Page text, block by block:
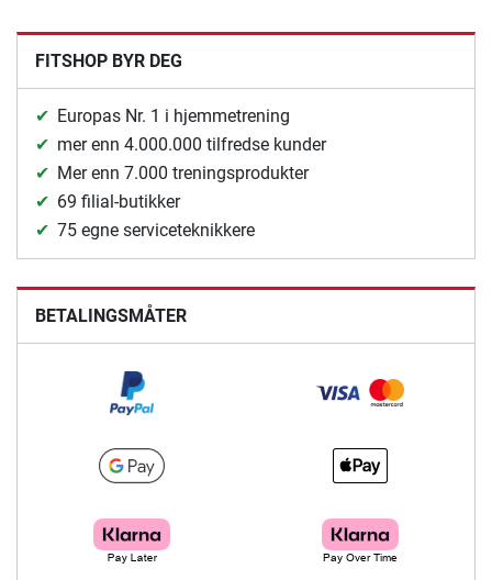
FITSHOP BYR DEG
Europas Nr. 1 i hjemmetrening
mer enn 4.000.000 tilfredse kunder
Mer enn 7.000 treningsprodukter
69 filial-butikker
75 egne serviceteknikkere
BETALINGSMÅTER